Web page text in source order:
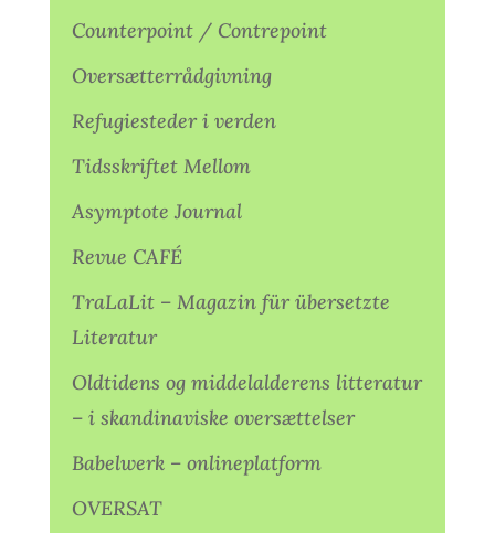
Counterpoint / Contrepoint
Oversætterrådgivning
Refugiesteder i verden
Tidsskriftet Mellom
Asymptote Journal
Revue CAFÉ
TraLaLit – Magazin für übersetzte
Literatur
Oldtidens og middelalderens litteratur
– i skandinaviske oversættelser
Babelwerk – onlineplatform
OVERSAT